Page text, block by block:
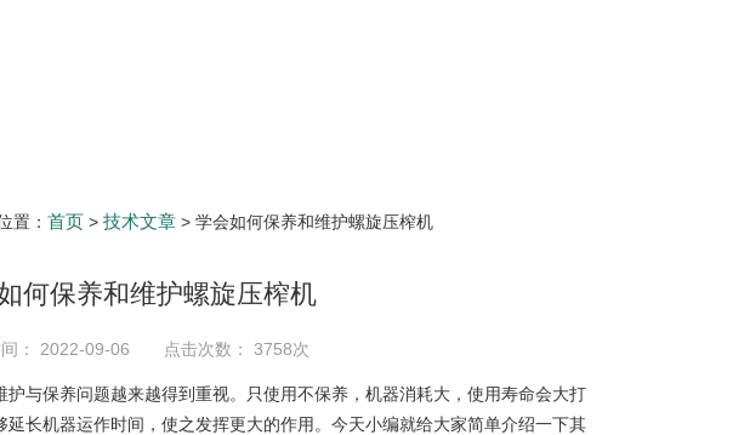
置： 首页 > 技术文章 > 学会如何保养和维护螺旋压榨机
何保养和维护螺旋压榨机
间： 2022-09-06 点击次数： 3758次
保养问题越来越得到重视。只使用不保养，机器消耗大，使用寿命会大打
长机器运作时间，使之发挥更大的作用。今天小编就给大家简单介绍一下其